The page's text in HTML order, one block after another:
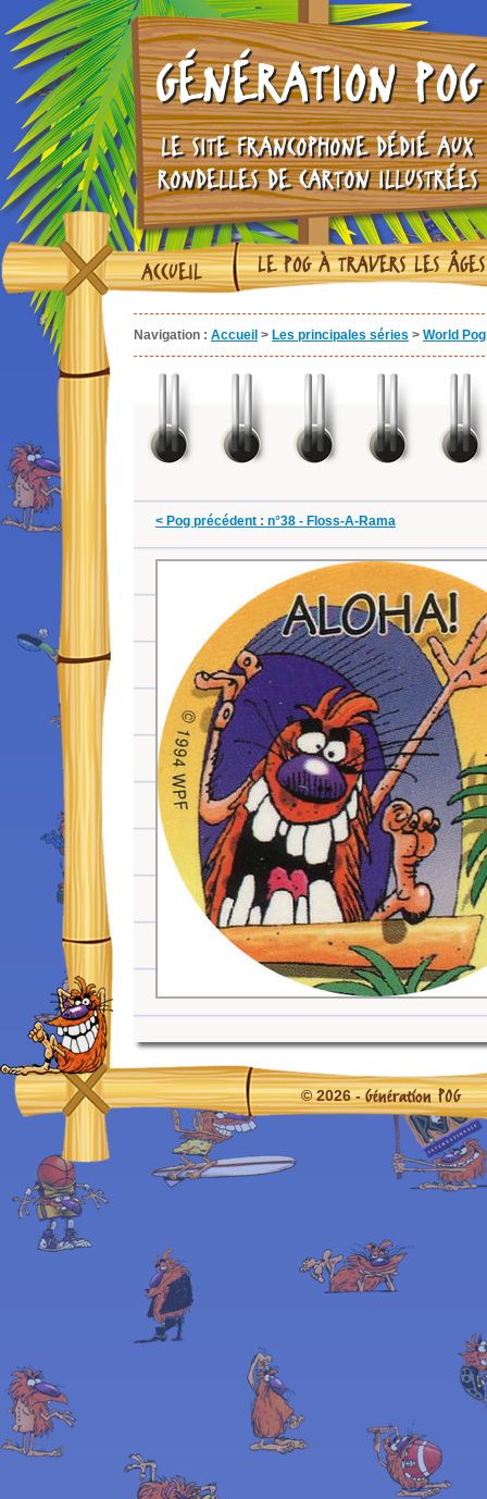
GÉNÉRATION POG
LE SITE FRANCOPHONE DÉDIÉ AUX
RONDELLES DE CARTON ILLUSTRÉES
ACCUEIL LE POG À TRAVERS LES ÂGES
Navigation : Accueil > Les principales séries > World
< Pog précédent : n°38 - Floss-A-Rama
© 2026 -Génération POG